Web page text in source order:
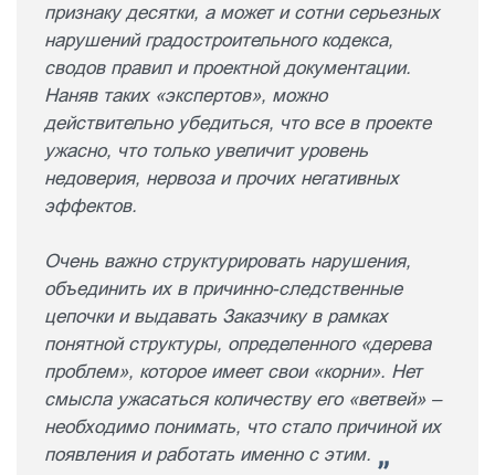
признаку десятки, а может и сотни серьезных
нарушений градостроительного кодекса,
сводов правил и проектной документации.
Наняв таких «экспертов», можно
действительно убедиться, что все в проекте
ужасно, что только увеличит уровень
недоверия, нервоза и прочих негативных
эффектов.
Очень важно структурировать нарушения,
объединить их в причинно-следственные
цепочки и выдавать Заказчику в рамках
понятной структуры, определенного «дерева
проблем», которое имеет свои «корни». Нет
смысла ужасаться количеству его «ветвей» –
необходимо понимать, что стало причиной их
появления и работать именно с этим.